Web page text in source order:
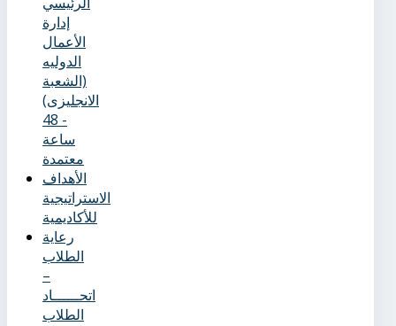
إدارة
الأعمال
الدوليه
(الشعبة
الانجليزى)
- 48
ساعة
معتمدة
الأهداف
الاستراتيجية
للأكاديمية
رعاية
الطلاب
–
اتحــــــاد
الطلاب